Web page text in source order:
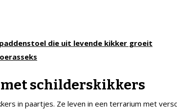
die uit levende kikker groeit
schilderskikkers
in paartjes. Ze leven in een terrarium met